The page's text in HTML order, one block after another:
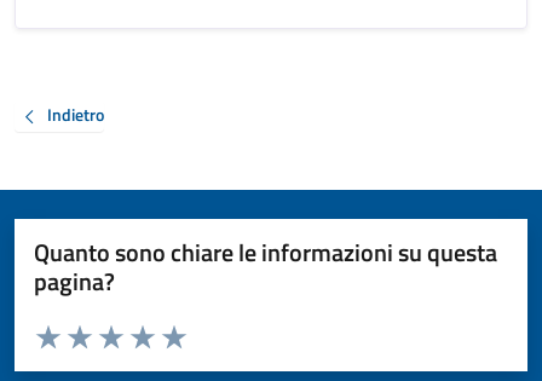
Indietro
Quanto sono chiare le informazioni su questa
pagina?
Valuta da 1 a 5 stelle la pagina
Valuta 5 stelle su 5
Valuta 4 stelle su 5
Valuta 3 stelle su 5
Valuta 2 stelle su 5
Valuta 1 stelle su 5